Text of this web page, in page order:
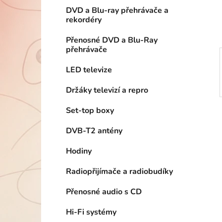
p
n
e
l
DVD a Blu-ray přehrávače a
rekordéry
Přenosné DVD a Blu-Ray
přehrávače
LED televize
Držáky televizí a repro
Set-top boxy
DVB-T2 antény
Hodiny
Radiopřijímače a radiobudíky
Přenosné audio s CD
Hi-Fi systémy